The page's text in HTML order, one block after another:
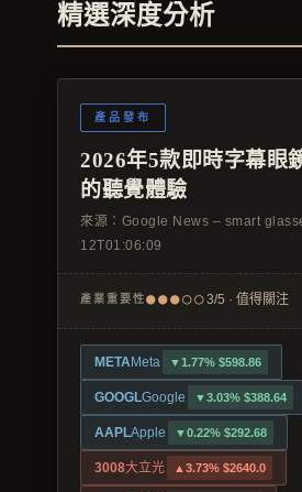
會員帳號
精選深度分析
產品發布
2026年5款即時字幕眼
的聽覺體驗
來源： Google News – smart
12T01:06:09
產業重要性●●●○○3/5 · 值得關注
METAMeta ▼1.77% $598.86
GOOGLGoogle ▼3.03% $388.64
AAPLApple ▼0.22% $292.68
3008大立光 ▲3.73% $2640.0